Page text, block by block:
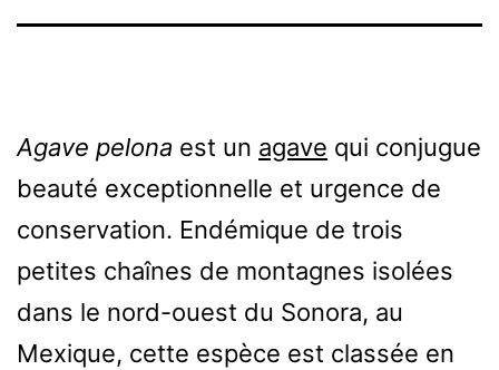
Agave pelona est un agave qui conjugue
beauté exceptionnelle et urgence de
conservation. Endémique de trois
petites chaînes de montagnes isolées
dans le nord-ouest du Sonora, au
Mexique, cette espèce est classée en